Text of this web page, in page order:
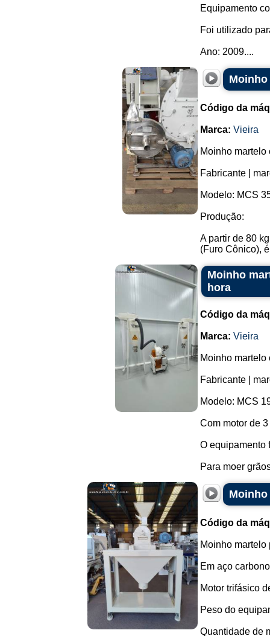
Equipamento
Foi utilizado
Ano: 2009....
Moinho
Código da
Marca: Vieira
Moinho martelo
Fabricante |
Modelo: MCS
Produção:
A partir de 80
(Furo Cônico),
Moinho
hora
Código da
Marca: Vieira
Moinho
Fabricante |
Modelo: MCS
Com motor de 3
O equipamento
Para moer
Código da
Moinho martelo
Em aço
Motor trifásico
Peso do
Quantidade de